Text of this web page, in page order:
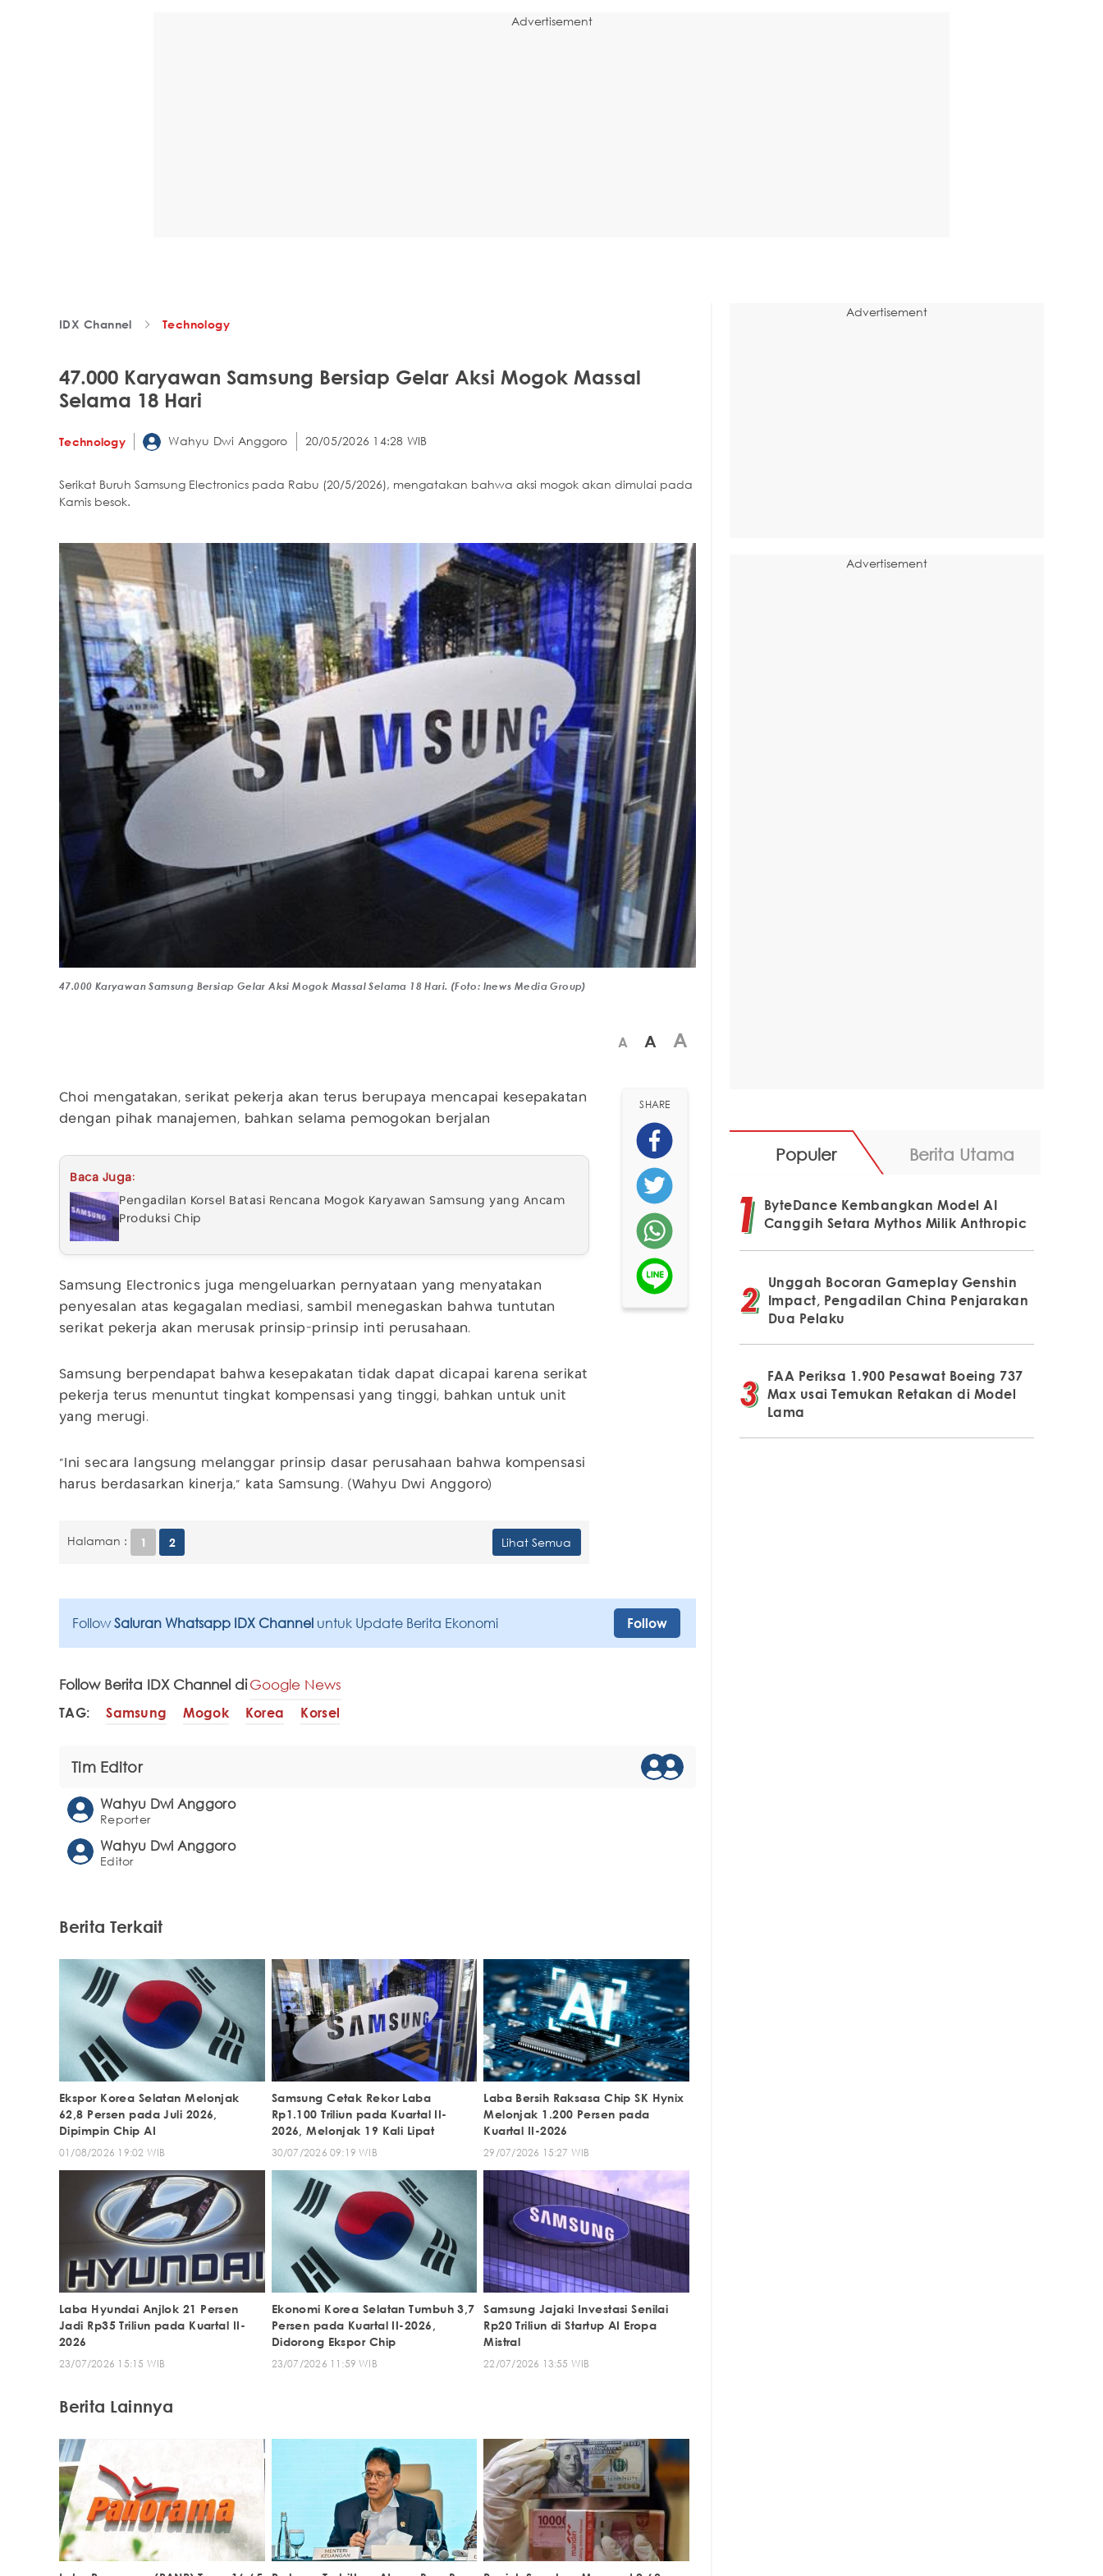
Advertisement
IDX Channel Technology
47.000 Karyawan Samsung Bersiap Gelar Aksi Mogok Massal
Selama 18 Hari
Technology Wahyu Dwi Anggoro 20/05/2026 14:28 WIB
Serikat Buruh Samsung Electronics pada Rabu (20/5/2026), mengatakan bahwa aksi mogok akan dimulai pada
Kamis besok.
47.000 Karyawan Samsung Bersiap Gelar Aksi Mogok Massal Selama 18 Hari. (Foto: Inews Media Group)
A A A
Choi mengatakan, serikat pekerja akan terus berupaya mencapai kesepakatan
dengan pihak manajemen, bahkan selama pemogokan berjalan
Baca Juga:
Pengadilan Korsel Batasi Rencana Mogok Karyawan Samsung yang Ancam
Produksi Chip
Samsung Electronics juga mengeluarkan pernyataan yang menyatakan
penyesalan atas kegagalan mediasi, sambil menegaskan bahwa tuntutan
serikat pekerja akan merusak prinsip-prinsip inti perusahaan.
Samsung berpendapat bahwa kesepakatan tidak dapat dicapai karena serikat
pekerja terus menuntut tingkat kompensasi yang tinggi, bahkan untuk unit
yang merugi.
"Ini secara langsung melanggar prinsip dasar perusahaan bahwa kompensasi
harus berdasarkan kinerja," kata Samsung. (Wahyu Dwi Anggoro)
Halaman : 1 2 Lihat Semua
SHARE
Follow Saluran Whatsapp IDX Channel untuk Update Berita Ekonomi Follow
Follow Berita IDX Channel diGoogle News
TAG: Samsung Mogok Korea Korsel
Tim Editor
Wahyu Dwi Anggoro
Reporter
Wahyu Dwi Anggoro
Editor
Berita Terkait
Ekspor Korea Selatan Melonjak
62,8 Persen pada Juli 2026,
Dipimpin Chip AI
01/08/2026 19:02 WIB
Samsung Cetak Rekor Laba
Rp1.100 Triliun pada Kuartal II-
2026, Melonjak 19 Kali Lipat
30/07/2026 09:19 WIB
Laba Bersih Raksasa Chip SK Hynix
Melonjak 1.200 Persen pada
Kuartal II-2026
29/07/2026 15:27 WIB
Laba Hyundai Anjlok 21 Persen
Jadi Rp35 Triliun pada Kuartal II-
2026
23/07/2026 15:15 WIB
Ekonomi Korea Selatan Tumbuh 3,7
Persen pada Kuartal II-2026,
Didorong Ekspor Chip
23/07/2026 11:59 WIB
Samsung Jajaki Investasi Senilai
Rp20 Triliun di Startup AI Eropa
Mistral
22/07/2026 13:55 WIB
Berita Lainnya
Advertisement
Advertisement
Populer Berita Utama
ByteDance Kembangkan Model AI
Canggih Setara Mythos Milik Anthropic
Unggah Bocoran Gameplay Genshin
Impact, Pengadilan China Penjarakan
Dua Pelaku
FAA Periksa 1.900 Pesawat Boeing 737
Max usai Temukan Retakan di Model
Lama